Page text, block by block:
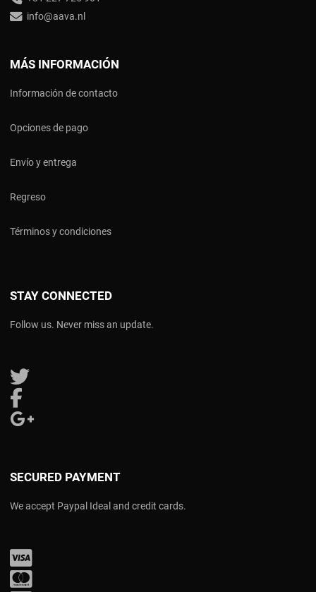
info@aava.nl
MÁS INFORMACIÓN
Información de contacto
Opciones de pago
Envío y entrega
Regreso
Términos y condiciones
STAY CONNECTED
Follow us. Never miss an update.
Follow us on Twitter
SECURED PAYMENT
We accept Paypal Ideal and credit cards.